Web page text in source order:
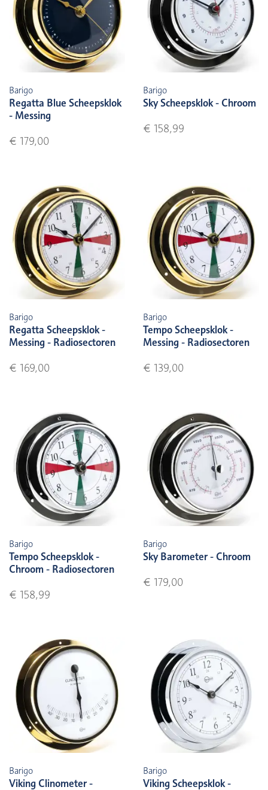
Barigo
Regatta Blue Scheepsklok
- Messing
€ 179,00
Barigo
Sky Scheepsklok - Chroom
€ 158,99
Barigo
Regatta Scheepsklok -
Messing - Radiosectoren
€ 169,00
Barigo
Tempo Scheepsklok -
Messing - Radiosectoren
€ 139,00
Barigo
Tempo Scheepsklok -
Chroom - Radiosectoren
€ 158,99
Barigo
Sky Barometer - Chroom
€ 179,00
Barigo
Viking Clinometer -
Barigo
Viking Scheepsklok -